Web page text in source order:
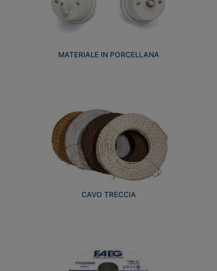
MATERIALE IN PORCELLANA
CAVO TRECCIA